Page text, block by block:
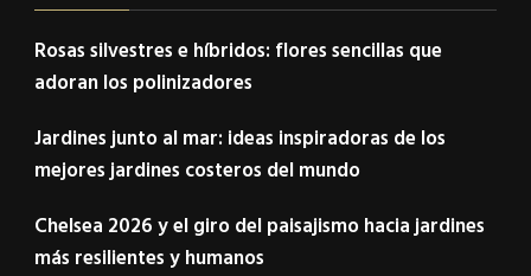
Rosas silvestres e híbridos: flores sencillas que
adoran los polinizadores
Jardines junto al mar: ideas inspiradoras de los
mejores jardines costeros del mundo
Chelsea 2026 y el giro del paisajismo hacia jardines
más resilientes y humanos